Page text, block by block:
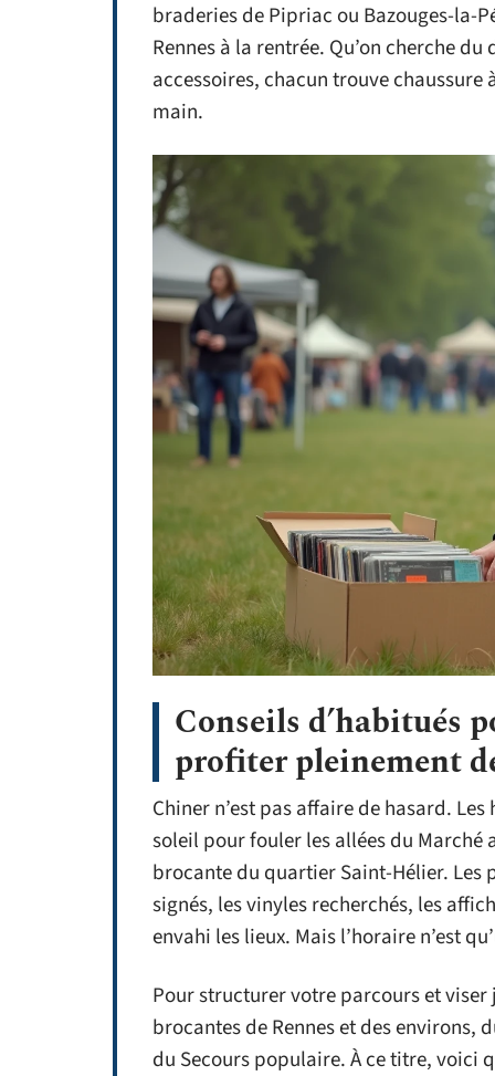
braderies de Pipriac ou Bazouges-la-
Rennes à la rentrée. Qu’on cherche
accessoires, chacun trouve chaussure
main.
Conseils d’habitués
profiter pleinement
Chiner n’est pas affaire de hasard.
soleil pour fouler les allées du Marché
brocante du quartier Saint-Hélier. Les
signés, les vinyles recherchés, les
envahi les lieux. Mais l’horaire n’est
Pour structurer votre parcours et
brocantes de Rennes et des environs,
du Secours populaire. À ce titre, voici